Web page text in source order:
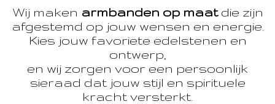
Wij maken armbanden op maatdie zijn
afgestemd op jouw wensen en energie.
Kies jouw favoriete edelstenen en
ontwerp,
en wij zorgen voor een persoonlijk
sieraad dat jouw stijl en spirituele
kracht versterkt.